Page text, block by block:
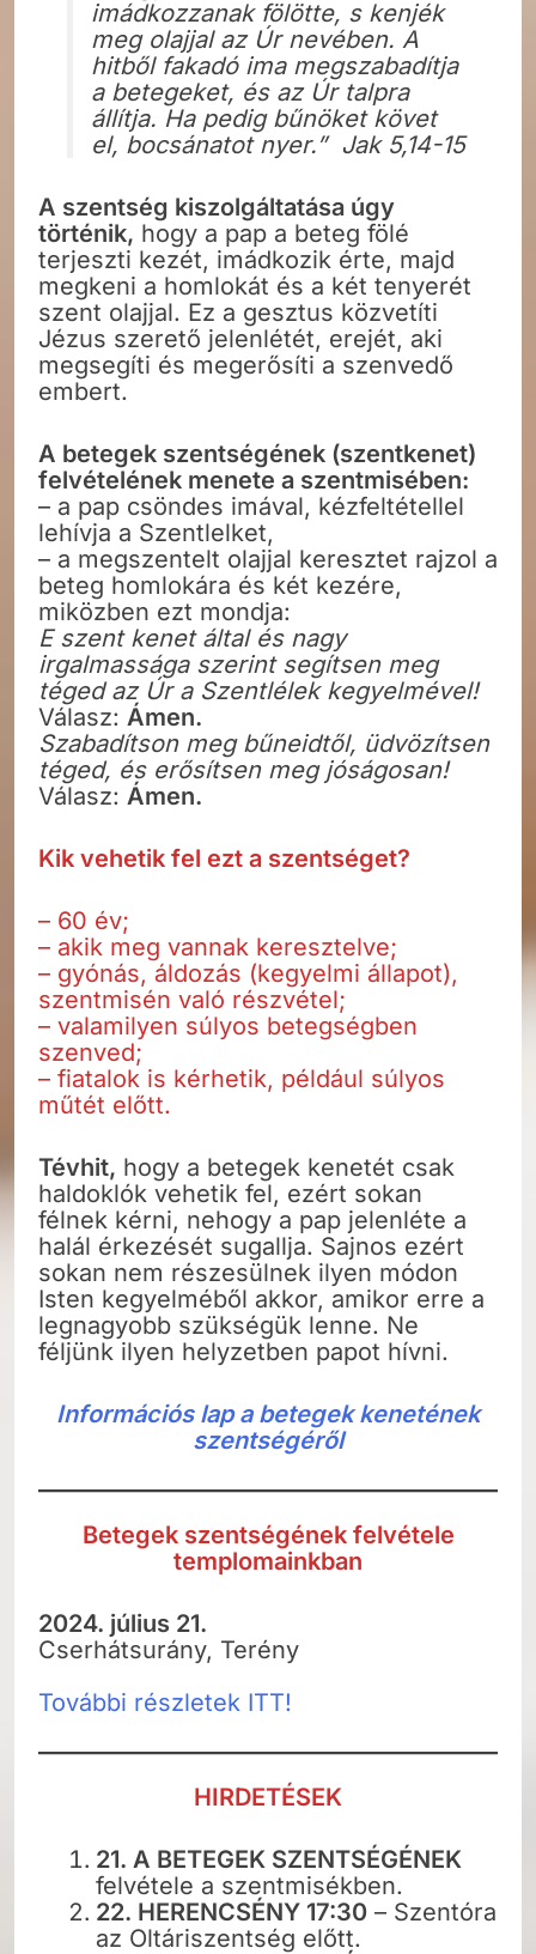
imádkozzanak fölötte, s kenjék
meg olajjal az Úr nevében. A
hitből fakadó ima megszabadítja
a betegeket, és az Úr talpra
állítja. Ha pedig bűnöket követ
el, bocsánatot nyer.” Jak 5,14-15
A szentség kiszolgáltatása úgy
történik, hogy a pap a beteg fölé
terjeszti kezét, imádkozik érte, majd
megkeni a homlokát és a két tenyerét
szent olajjal. Ez a gesztus közvetíti
Jézus szerető jelenlétét, erejét, aki
megsegíti és megerősíti a szenvedő
embert.
A betegek szentségének (szentkenet)
felvételének menete a szentmisében:
– a pap csöndes imával, kézfeltétellel
lehívja a Szentlelket,
– a megszentelt olajjal keresztet rajzol a
beteg homlokára és két kezére,
miközben ezt mondja:
E szent kenet által és nagy
irgalmassága szerint segítsen meg
téged az Úr a Szentlélek kegyelmével!
Válasz: Ámen.
Szabadítson meg bűneidtől, üdvözítsen
téged, és erősítsen meg jóságosan!
Válasz: Ámen.
Kik vehetik fel ezt a szentséget?
– 60 év;
– akik meg vannak keresztelve;
– gyónás, áldozás (kegyelmi állapot),
szentmisén való részvétel;
– valamilyen súlyos betegségben
szenved;
– fiatalok is kérhetik, például súlyos
műtét előtt.
Tévhit, hogy a betegek kenetét csak
haldoklók vehetik fel, ezért sokan
félnek kérni, nehogy a pap jelenléte a
halál érkezését sugallja. Sajnos ezért
sokan nem részesülnek ilyen módon
Isten kegyelméből akkor, amikor erre a
legnagyobb szükségük lenne. Ne
féljünk ilyen helyzetben papot hívni.
Információs lap a betegek kenetének
szentségéről
Betegek szentségének felvétele
templomainkban
2024. július 21.
Cserhátsurány, Terény
További részletek ITT!
HIRDETÉSEK
21. A BETEGEK SZENTSÉGÉNEK
felvétele a szentmisékben.
22. HERENCSÉNY 17:30 – Szentóra
az Oltáriszentség előtt.